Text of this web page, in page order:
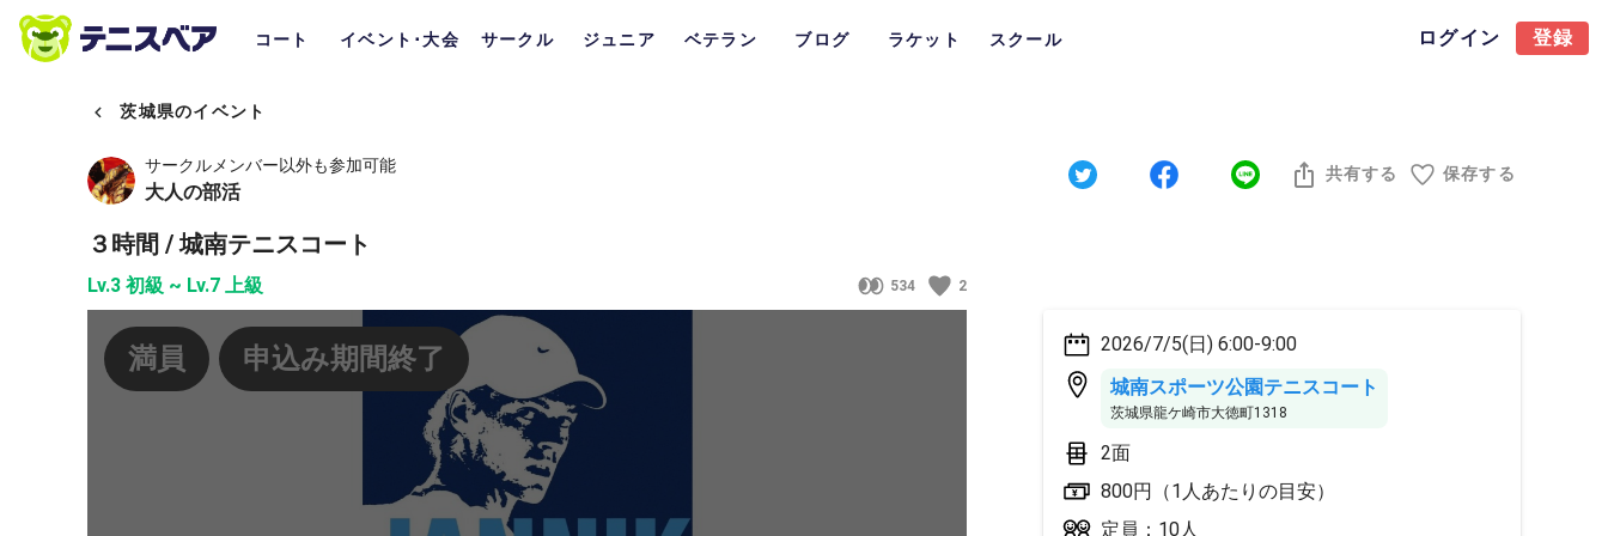
コート イベント･大会 サークル ジュニア ベテラン ブログ ラケット スクール ログイン 登録
茨城県のイベント
サークルメンバー以外も参加可能
大人の部活
３時間 / 城南テニスコート
Lv.3 初級 ~ Lv.7 上級 534 2
共有する 保存する
満員 申込み期間終了
2026/7/5(日) 6:00-9:00
城南スポーツ公園テニスコート
茨城県龍ケ崎市大徳町1318
2面
800円（1人あたりの目安）
定員：10人